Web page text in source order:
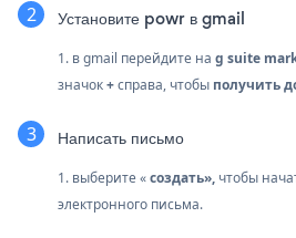
Установите powr в gmail
1. в gmail перейдите на g suite
значок+справа, чтобы получить
Написать письмо
1. выберите «создать», чтобы
электронного письма.